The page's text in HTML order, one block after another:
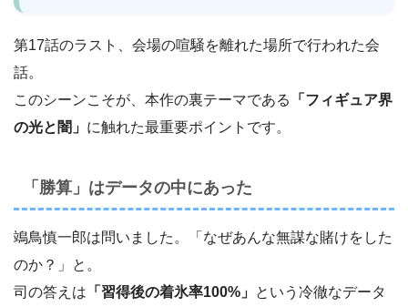
第17話のラスト、会場の喧騒を離れた場所で行われた会
話。
このシーンこそが、本作の裏テーマである
「フィギュア界
の光と闇」 に触れた最重要ポイントです。
「勝算」はデータの中にあった
鴗鳥慎一郎は問いました。「なぜあんな無謀な賭けをした
のか？」と。
司の答えは 「習得後の着氷率100%」 という冷徹なデータ